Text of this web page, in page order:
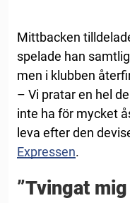
Mittbacken
spelade han
men i klubben
– Vi pratar en hel
inte ha för mycket
leva efter den
Expressen.
”Tvingat